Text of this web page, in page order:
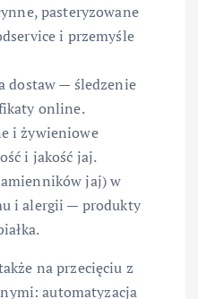
pasteryzowane
i przemyśle
dostaw — śledzenie
online.
i żywieniowe
i jakość jaj.
jaj) w
i alergii — produkty
na przecięciu z
automatyzacja